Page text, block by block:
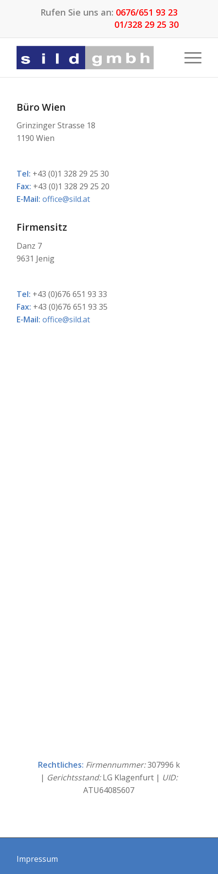
Rufen Sie uns an: 0676/651 93 23
01/328 29 25 30
Büro Wien
Grinzinger Strasse 18
1190 Wien
Tel: +43 (0)1 328 29 25 30
Fax: +43 (0)1 328 29 25 20
E-Mail: office@sild.at
Firmensitz
Danz 7
9631 Jenig
Tel: +43 (0)676 651 93 33
Fax: +43 (0)676 651 93 35
E-Mail: office@sild.at
Rechtliches: Firmennummer:307996 k
| Gerichtsstand:LG Klagenfurt | UID:
ATU64085607
Impressum